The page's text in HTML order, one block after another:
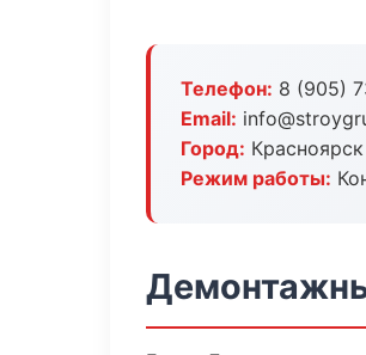
Телефон: 8 (905)
Email:
Город: Красноярск
Режим работы: